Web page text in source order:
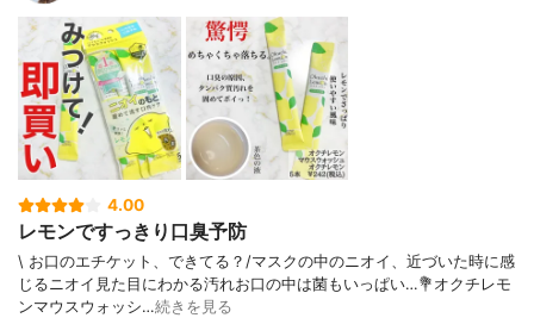
4.00
レモンですっきり口臭予防
\ お口のエチケット、できてる？/⁡⁡マスクの中のニオイ、近づいた時に感
じるニオイ見た目にわかる汚れ⁡お口の中は菌もいっぱい…⁡⁡⁡💐オクチレモ
ンマウスウォッシ…続きを見る